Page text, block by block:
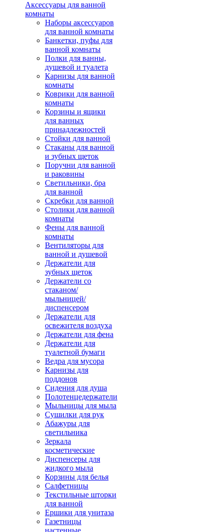
Аксессуары для ванной
комнаты
Наборы аксессуаров
для ванной комнаты
Банкетки, пуфы для
ванной комнаты
Полки для ванны,
душевой и туалета
Карнизы для ванной
комнаты
Коврики для ванной
комнаты
Корзины и ящики
для ванных
принадлежностей
Стойки для ванной
Стаканы для ванной
и зубных щеток
Поручни для ванной
и раковины
Светильники, бра
для ванной
Скребки для ванной
Столики для ванной
комнаты
Фены для ванной
комнаты
Вентиляторы для
ванной и душевой
Держатели для
зубных щеток
Держатели со
стаканом/
мыльницей/
диспенсером
Держатели для
освежителя воздуха
Держатели для фена
Держатели для
туалетной бумаги
Ведра для мусора
Карнизы для
поддонов
Сидения для душа
Полотенцедержатели
Мыльницы для мыла
Сушилки для рук
Абажуры для
светильника
Зеркала
косметические
Диспенсеры для
жидкого мыла
Корзины для белья
Салфетницы
Текстильные шторки
для ванной
Ершики для унитаза
Газетницы
настенные